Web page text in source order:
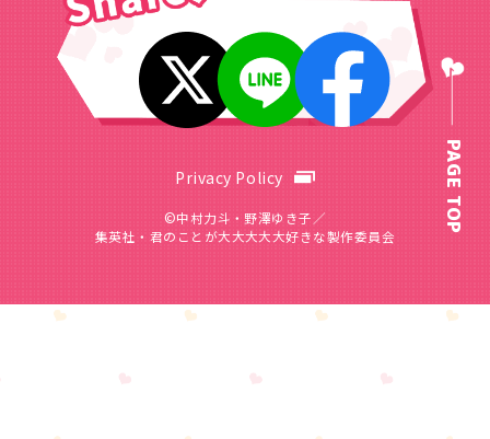
Privacy Policy
©中村力斗・野澤ゆき子／
集英社・君のことが大大大大大好きな製作委員会
PAGE TOP